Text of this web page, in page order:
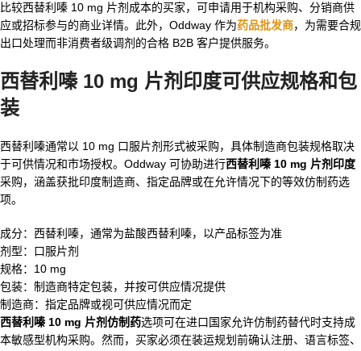
比较西替利嗪 10 mg 片剂成本的买家，可申请用于机构采购、分销商供
应或招标参与的商业详情。此外，Oddway 作为药品批发商，为需要合规
出口处理而非消费者级调剂的合格 B2B 客户提供服务。
西替利嗪 10 mg 片剂印度可供应规格和包
装
西替利嗪通常以 10 mg 口服片剂形式被采购，具体制造商包装规格取决
于可供情况和市场授权。Oddway 可协助进行西替利嗪 10 mg 片剂印度
采购，涵盖获批印度制造商、指定品牌或在允许情况下的等效仿制药选
项。
成分：西替利嗪，通常为盐酸西替利嗪，以产品标签为准
剂型：口服片剂
规格：10 mg
包装：制造商特定包装，并按可供应情况提供
制造商：指定品牌或视可供应情况而定
西替利嗪 10 mg 片剂仿制药选项可在进口国家允许仿制药替代时支持成
本敏感型机构采购。然而，买家必须在装运规划前确认注册、语言标签、